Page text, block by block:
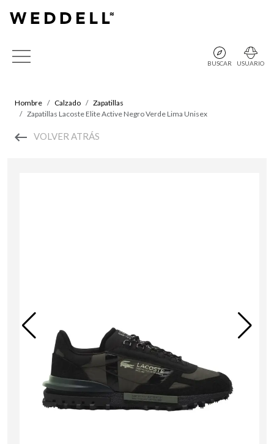
BUSCAR USUARIO
Hombre Calzado
Zapatillas
Zapatillas Lacoste Elite Active Negro Verde Lima Unisex
VOLVER ATRÁS